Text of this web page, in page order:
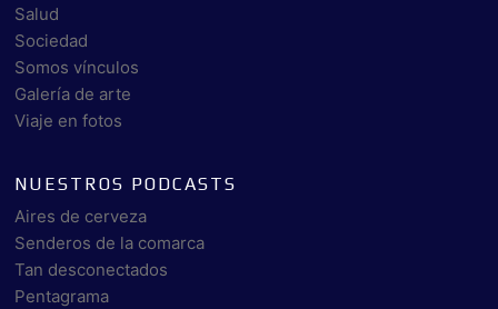
Salud
Sociedad
Somos vínculos
Galería de arte
Viaje en fotos
NUESTROS PODCASTS
Aires de cerveza
Senderos de la comarca
Tan desconectados
Pentagrama